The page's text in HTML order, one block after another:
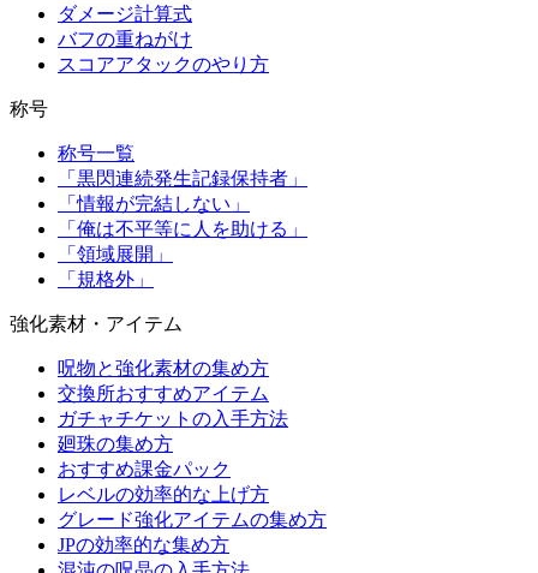
ダメージ計算式
バフの重ねがけ
スコアアタックのやり方
称号
称号一覧
「黒閃連続発生記録保持者」
「情報が完結しない」
「俺は不平等に人を助ける」
「領域展開」
「規格外」
強化素材・アイテム
呪物と強化素材の集め方
交換所おすすめアイテム
ガチャチケットの入手方法
廻珠の集め方
おすすめ課金パック
レベルの効率的な上げ方
グレード強化アイテムの集め方
JPの効率的な集め方